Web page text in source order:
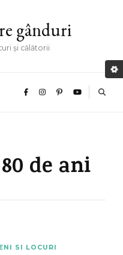
gânduri
și călătorii
de ani
SI LOCURI